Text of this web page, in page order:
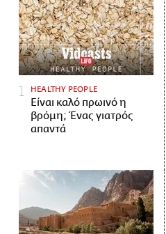
HEALTHY PEOPLE
Είναι καλό πρωινό η
βρόμη; Ένας γιατρός
απαντά